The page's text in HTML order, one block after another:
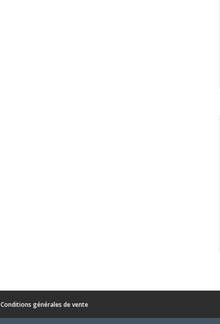
Conditions générales de vente